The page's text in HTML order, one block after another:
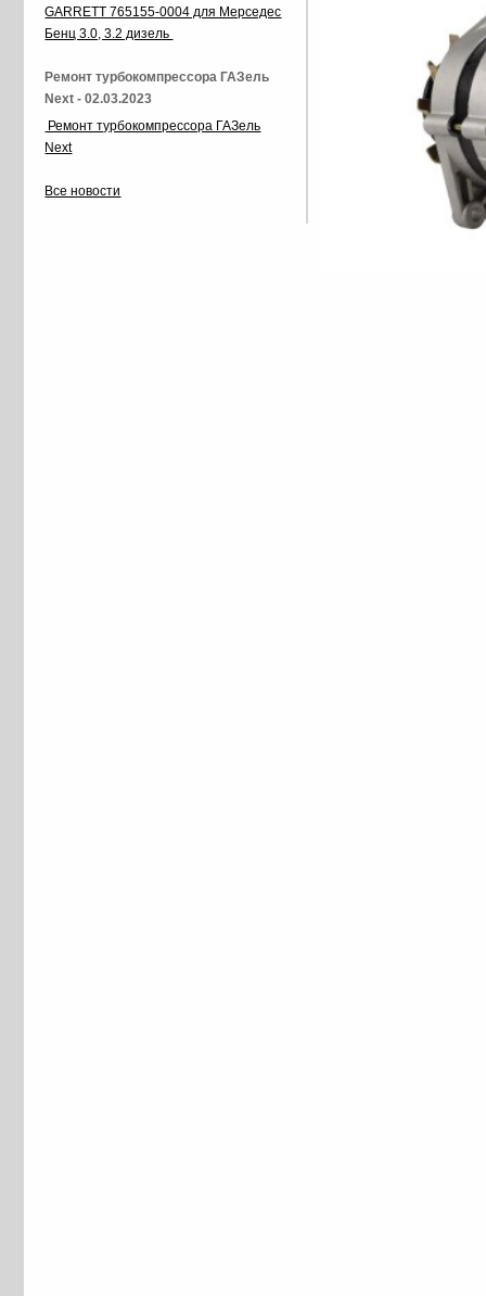
GARRETT 765155-0004 для Мерседес
Бенц 3.0, 3.2 дизель
Ремонт турбокомпрессора ГАЗель
Next - 02.03.2023
Ремонт турбокомпрессора ГАЗель
Next
Все новости